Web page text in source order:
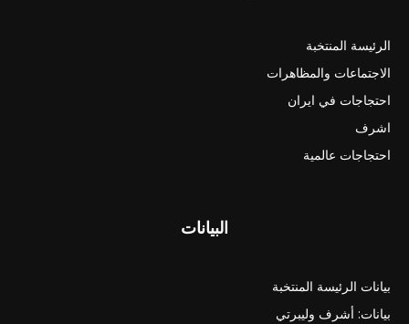
الرئيسة المنتخبة
الاجتماعات والمظاهرات
احتجاجات في ايران
اشرف
احتجاجات عالمية
البيانات
بيانات الرئيسة المنتخبة
بيانات: أشرف وليبرتي